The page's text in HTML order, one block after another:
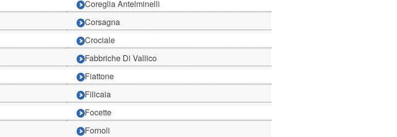
Coreglia Antelminelli
Corsagna
Crociale
Fabbriche Di Vallico
Fiattone
Filicaia
Focette
Fornoli